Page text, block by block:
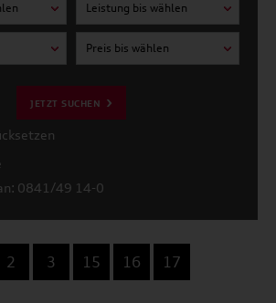
Leistung bis wählen
Preis bis wählen
JETZT SUCHEN
0841/49 14-0
2 3 15 16 17